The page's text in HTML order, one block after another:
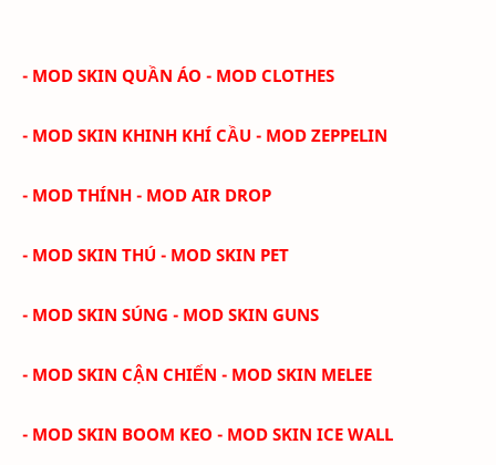
- MOD SKIN QUẦN ÁO - MOD CLOTHES
- MOD SKIN KHINH KHÍ CẦU - MOD ZEPPELIN
- MOD THÍNH - MOD AIR DROP
- MOD SKIN THÚ - MOD SKIN PET
- MOD SKIN SÚNG - MOD SKIN GUNS
- MOD SKIN CẬN CHIẾN - MOD SKIN MELEE
- MOD SKIN BOOM KEO - MOD SKIN ICE WALL